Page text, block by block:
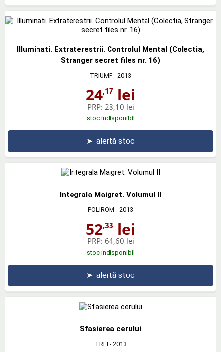
Illuminati. Extraterestrii. Controlul Mental (Colectia,
Stranger secret files nr. 16)
TRIUMF - 2013
24,17 lei
PRP: 28,10 lei
stoc indisponibil
➤ alertă stoc
Integrala Maigret. Volumul II
POLIROM - 2013
52,33 lei
PRP: 64,60 lei
stoc indisponibil
➤ alertă stoc
Sfasierea cerului
TREI - 2013